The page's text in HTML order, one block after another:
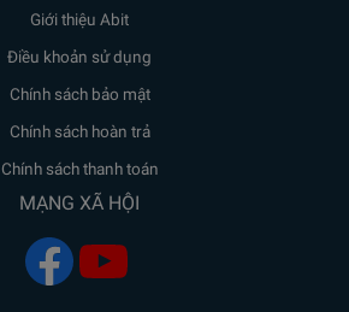
Giới thiệu Abit
Điều khoản sử dụng
Chính sách bảo mật
Chính sách hoàn trả
Chính sách thanh toán
MẠNG XÃ HỘI